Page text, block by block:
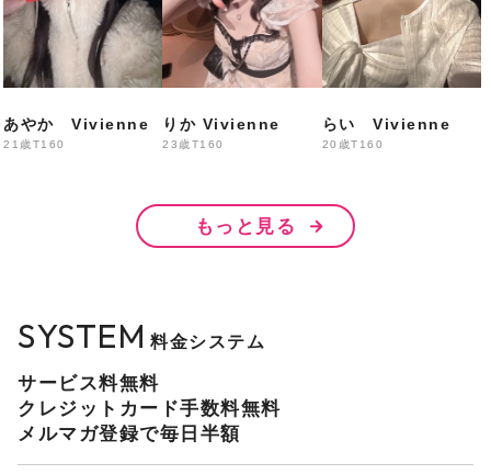
19:00〜
なぎ・あいな・かなん
ちさき・みに・りかこ
えりか・はる・みみ
21:00〜
あいら・
あやか・りり
あやか Vivienne
21歳T160
りか Vivienne
23歳T160
らい Vivienne
20歳T160
もっと見る
SYSTEM 料金システム
サービス料無料
クレジットカード手数料無料
メルマガ登録で毎日半額